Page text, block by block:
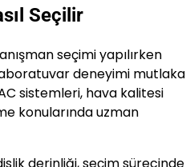
Seçilir
seçimi yapılırken
deneyimi mutlaka
sistemleri, hava kalitesi
konularında uzman